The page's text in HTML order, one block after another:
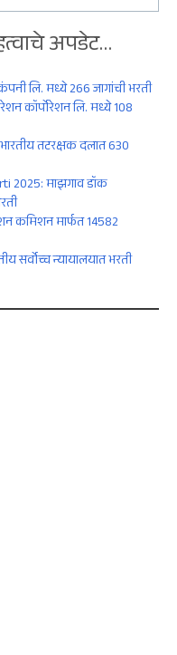
अपडेट…
लि. मध्ये 266 जागांची भरती
कॉर्पोरेशन लि. मध्ये 108
तटरक्षक दलात 630
2025: माझगाव डॉक
कमिशन मार्फत 14582
सर्वोच्च न्यायालयात भरती